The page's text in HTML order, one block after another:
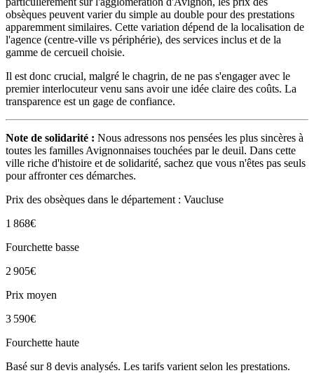
obsèques peuvent varier du simple au double pour des prestations
apparemment similaires. Cette variation dépend de la localisation de
l'agence (centre-ville vs périphérie), des services inclus et de la
gamme de cercueil choisie.
Il est donc crucial, malgré le chagrin, de ne pas s'engager avec le
premier interlocuteur venu sans avoir une idée claire des coûts. La
transparence est un gage de confiance.
Note de solidarité : Nous adressons nos pensées les plus sincères à
toutes les familles Avignonnaises touchées par le deuil. Dans cette
ville riche d'histoire et de solidarité, sachez que vous n'êtes pas seuls
pour affronter ces démarches.
Prix des obsèques dans le département : Vaucluse
1 868€
Fourchette basse
2 905€
Prix moyen
3 590€
Fourchette haute
Basé sur8 devis analysés. Les tarifs varient selon les prestations.